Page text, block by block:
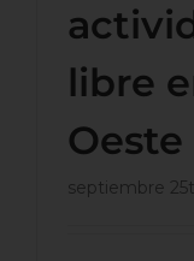
libre
Oeste
septiembre